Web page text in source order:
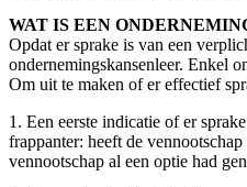
WAT IS EEN
Opdat er sprake is van een
ondernemingskansenleer. Enkel
Om uit te maken of er effectief
1. Een eerste indicatie of er
frappanter: heeft de
vennootschap al een optie had